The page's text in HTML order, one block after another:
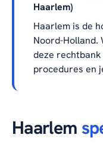
Haarlem)
Haarlem is de
Noord-Holland.
deze
procedures en
Haarlem